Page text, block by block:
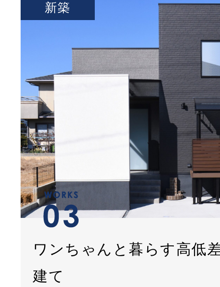
ワンちゃんと暮らす高低
建て
新築